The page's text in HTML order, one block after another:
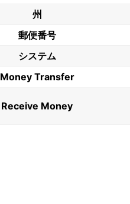
州
郵便番号
システム
Money Transfer
Receive Money